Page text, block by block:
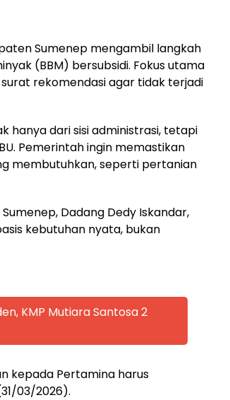
Sumenep mengambil langkah
(BBM) bersubsidi. Fokus utama
rekomendasi agar tidak terjadi
hanya dari sisi administrasi, tetapi
Pemerintah ingin memastikan
membutuhkan, seperti pertanian
Dadang Dedy Iskandar,
kebutuhan nyata, bukan
KMP Mutiara Santosa 2
kepada Pertamina harus
03/2026).